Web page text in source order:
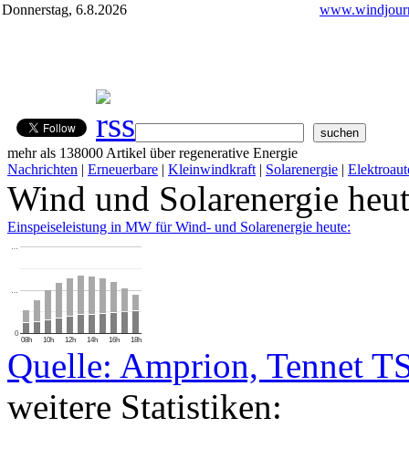
Donnerstag, 6.8.2026
mehr als 138000 Artikel über regenerative Energie
Nachrichten | Erneuerbare | Kleinwindkraft | Solarenergie |
Wind und Solarenergie
Einspeiseleistung in MW für Wind- und Solarenergie heute:
08h 10h 12h 14h 16h 18h
0
…
…
Quelle: Amprion, Tennet
weitere Statistiken: